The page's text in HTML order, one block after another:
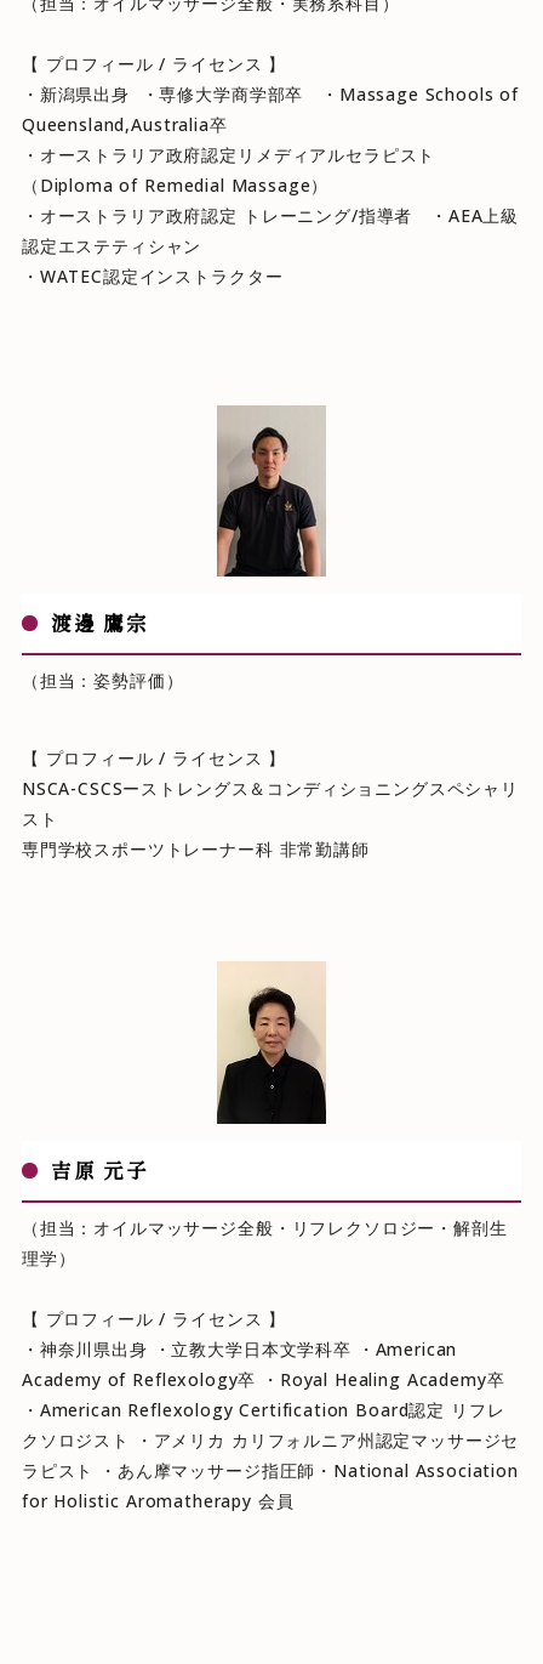
【 プロフィール / ライセンス 】
・新潟県出身 ・専修大学商学部卒 ・Massage Schools of
Queensland,Australia卒
・オーストラリア政府認定リメディアルセラピスト
（Diploma of Remedial Massage）
・オーストラリア政府認定 トレーニング/指導者 ・AEA上級
認定エステティシャン
・WATEC認定インストラクター
渡邊 鷹宗
（担当：姿勢評価）
【 プロフィール / ライセンス 】
NSCA-CSCSーストレングス＆コンディショニングスペシャリ
スト
専門学校スポーツトレーナー科 非常勤講師
吉原 元子
（担当：オイルマッサージ全般・リフレクソロジー・解剖生
理学）
【 プロフィール / ライセンス 】
・神奈川県出身 ・立教大学日本文学科卒 ・American
Academy of Reflexology卒 ・Royal Healing Academy卒
・American Reflexology Certification Board認定 リフレ
クソロジスト ・アメリカ カリフォルニア州認定マッサージセ
ラピスト ・あん摩マッサージ指圧師・National Association
for Holistic Aromatherapy 会員